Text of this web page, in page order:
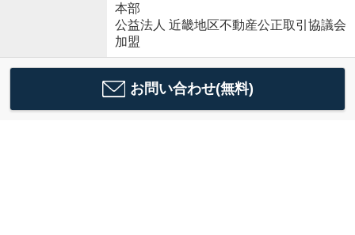
本部
公益法人 近畿地区不動産公正取引協議会
加盟
お問い合わせ(無料)